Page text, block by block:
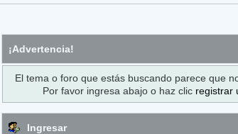
¡Advertencia!
El tema o foro que estás buscando parece que
Por favor ingresa abajo o haz clic registrar
Ingresar